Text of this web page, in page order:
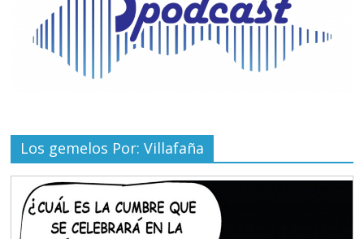
Los gemelos Por: Villafaña